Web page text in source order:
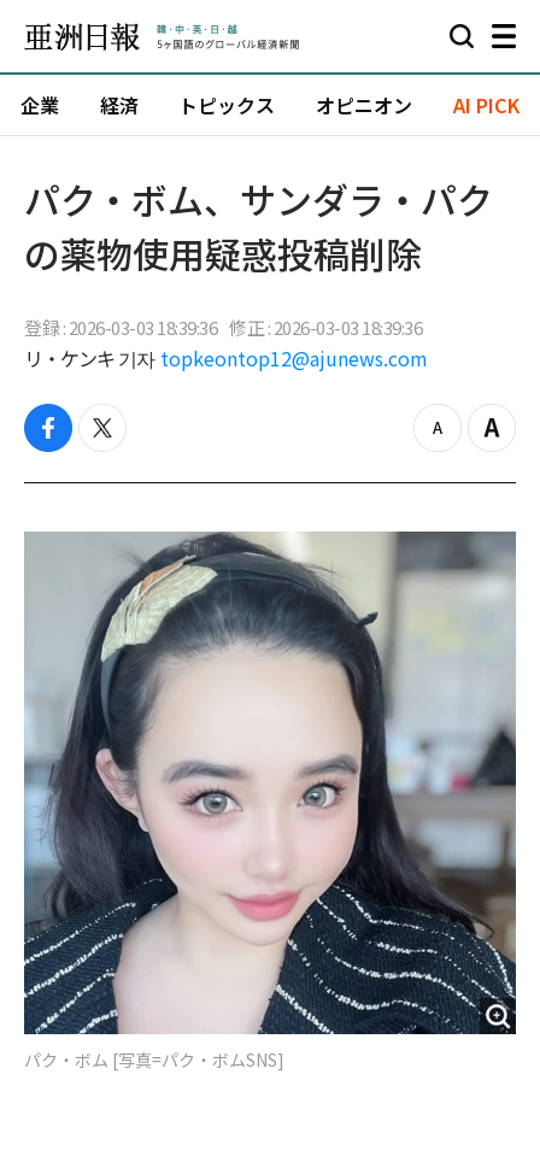
企業 経済 トピックス オピニオン AI PICK
パク・ボム、サンダラ・パク
の薬物使用疑惑投稿削除
登録 : 2026-03-03 18:39:36 修正 : 2026-03-03 18:39:36
リ・ケンキ 기자 topkeontop12@ajunews.com
f
c
b
t
i
t
z
o
o
t
Z
o
i
パク・ボム [写真=パク・ボムSNS]